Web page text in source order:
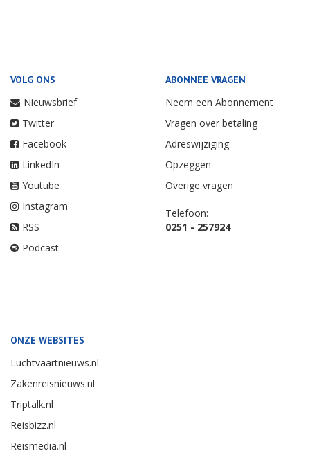
VOLG ONS
Nieuwsbrief
Twitter
Facebook
LinkedIn
Youtube
Instagram
RSS
Podcast
ABONNEE VRAGEN
Neem een Abonnement
Vragen over betaling
Adreswijziging
Opzeggen
Overige vragen
Telefoon:
0251 - 257924
ONZE WEBSITES
Luchtvaartnieuws.nl
Zakenreisnieuws.nl
Triptalk.nl
Reisbizz.nl
Reismedia.nl